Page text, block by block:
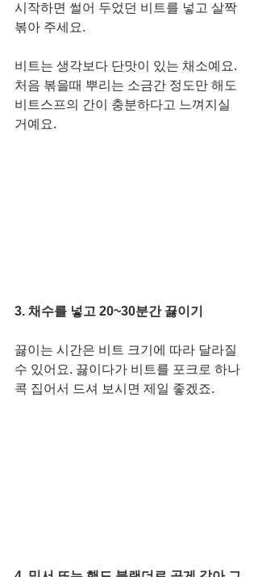
시작하면 썰어 두었던 비트를 넣고 살짝
볶아 주세요.
비트는 생각보다 단맛이 있는 채소예요.
처음 볶을때 뿌리는 소금간 정도만 해도
비트스프의 간이 충분하다고 느껴지실
거예요.
3. 채수를 넣고 20~30분간 끓이기
끓이는 시간은 비트 크기에 따라 달라질
수 있어요. 끓이다가 비트를 포크로 하나
콕 집어서 드셔 보시면 제일 좋겠죠.